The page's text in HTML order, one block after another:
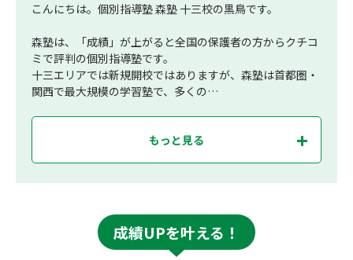
こんにちは。個別指導塾 森塾 十三校の黒鳥です。
森塾は、「成績」が上がると全国の保護者の方からクチコ
ミで評判の個別指導塾です。
十三エリアでは新規開校ではありますが、森塾は首都圏・
関西で最大規模の学習塾で、多くの…
もっと見る
成績UPを叶える！